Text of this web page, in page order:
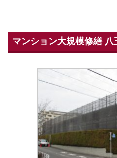
マンション大規模修繕 八